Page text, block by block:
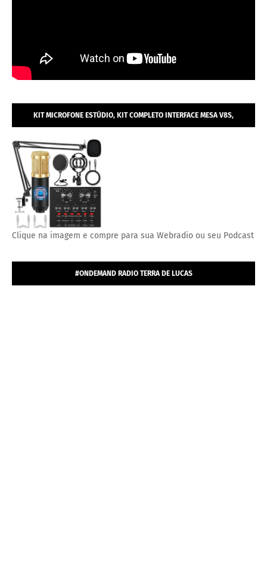
KIT MICROFONE ESTÚDIO, KIT COMPLETO INTERFACE MESA V8S,
MICROFONE ESTÚDIO PROFISSIONAL CONDENSADOR.
Clique na imagem e compre para sua Webradio ou seu Podcast
#ONDEMAND RADIO TERRA DE LUCAS